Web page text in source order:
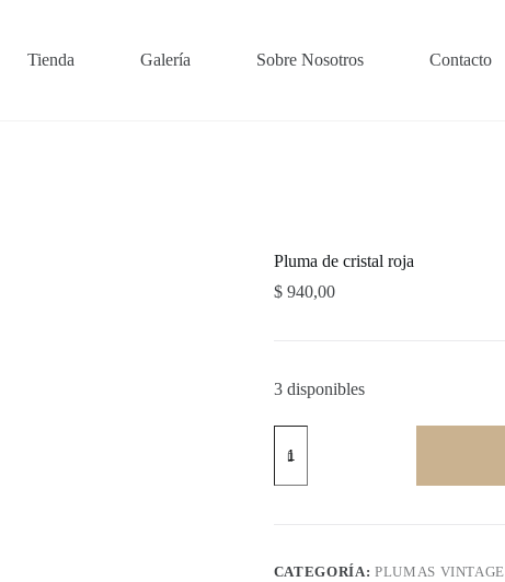
Tienda Galería Sobre Nosotros Contacto
Pluma de cristal roja
$940,00
3 disponibles
de
roja
CATEGORÍA: PLUMAS VINTAGE